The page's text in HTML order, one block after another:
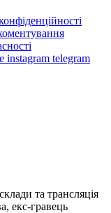
instagram telegram
та трансляція
екс-гравець